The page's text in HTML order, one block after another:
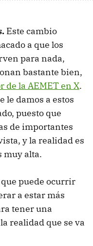
Este cambio
a que los
para nada,
bastante bien,
la AEMET en X.
le damos a estos
puesto que
de importantes
y la realidad es
muy alta.
puede ocurrir
a estar más
tener una
realidad que se va